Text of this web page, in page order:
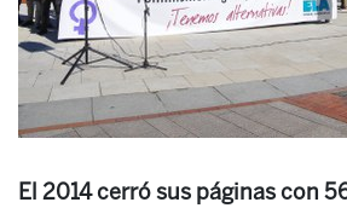
El 2014 cerró sus páginas con